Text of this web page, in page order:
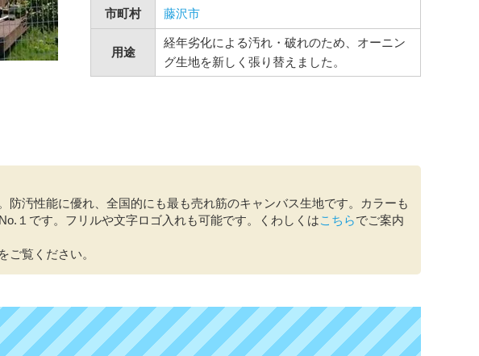
市町村 藤沢市
用途
経年劣化による汚れ・破れのため、オーニン
グ生地を新しく張り替えました。
防汚性能に優れ、全国的にも最も売れ筋のキャンバス生地です。カラーも
１です。フリルや文字ロゴ入れも可能です。くわしくはこちらでご案内
をご覧ください。